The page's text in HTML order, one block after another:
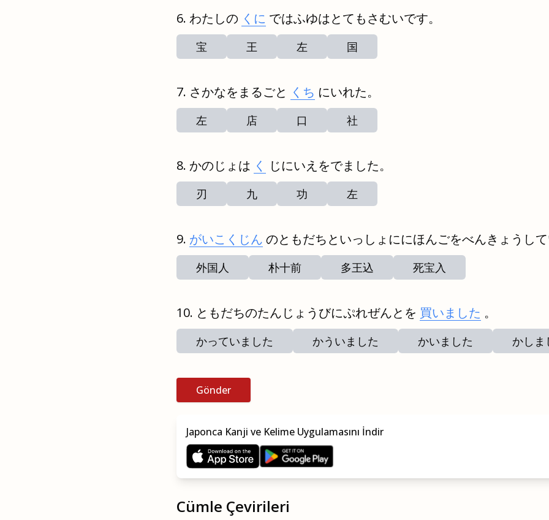
わたしの くに ではふゆはとてもさむいです。
宝 王 左 国
さかなをまるごと くち にいれた。
左 店 口 社
かのじょは く じにいえをでました。
刃 九 功 左
がいこくじん のともだちといっしょににほんごをべんきょうし
外国人 朴十前 多王込 死宝入
ともだちのたんじょうびにぷれぜんとを 買いました 。
かっていました かういました かいました かしま
Gönder
Japonca Kanji ve Kelime Uygulamasını İndir
Cümle Çevirileri